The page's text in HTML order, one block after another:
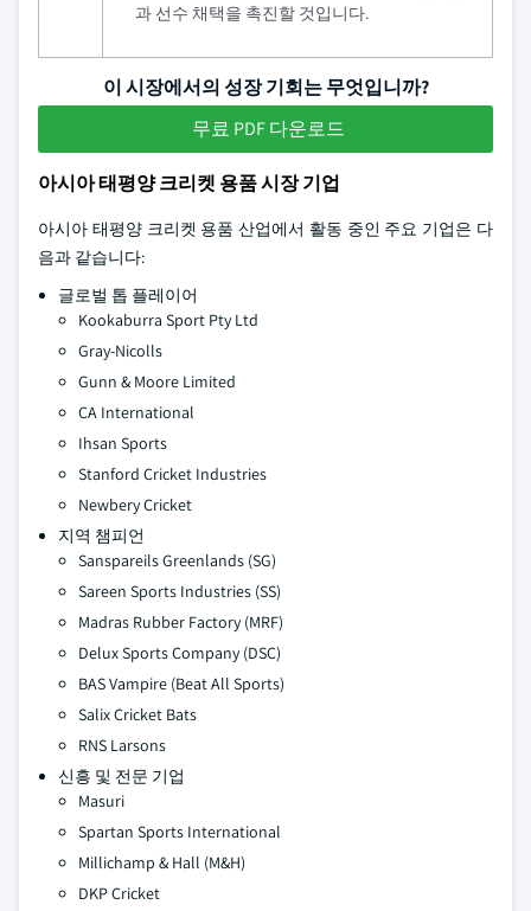
과 선수 채택을 촉진할 것입니다.
이 시장에서의 성장 기회는 무엇입니까?
무료 PDF 다운로드
아시아 태평양 크리켓 용품 시장 기업
아시아 태평양 크리켓 용품 산업에서 활동 중인 주요 기업은 다
음과 같습니다:
글로벌 톱 플레이어
Kookaburra Sport Pty Ltd
Gray-Nicolls
Gunn & Moore Limited
CA International
Ihsan Sports
Stanford Cricket Industries
Newbery Cricket
지역 챔피언
Sanspareils Greenlands (SG)
Sareen Sports Industries (SS)
Madras Rubber Factory (MRF)
Delux Sports Company (DSC)
BAS Vampire (Beat All Sports)
Salix Cricket Bats
RNS Larsons
신흥 및 전문 기업
Masuri
Spartan Sports International
Millichamp & Hall (M&H)
DKP Cricket